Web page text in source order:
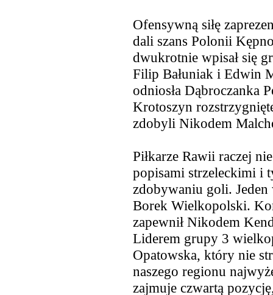
Ofensywną siłę
dali szans Polonii
dwukrotnie wpisał się
Filip Bałuniak i Edwin
odniosła Dąbroczanka
Krotoszyn
zdobyli Nikodem
Piłkarze Rawii raczej
popisami strzeleckimi i
zdobywaniu goli. Jeden
Borek Wielkopolski.
zapewnił Nikodem
Liderem grupy 3
Opatowska, który nie
naszego regionu
zajmuje czwartą